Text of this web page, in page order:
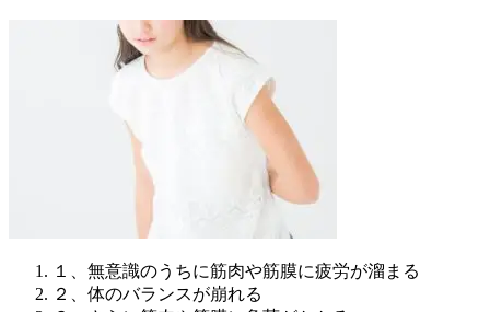
１、無意識のうちに筋肉や筋膜に疲労が溜まる
２、体のバランスが崩れる